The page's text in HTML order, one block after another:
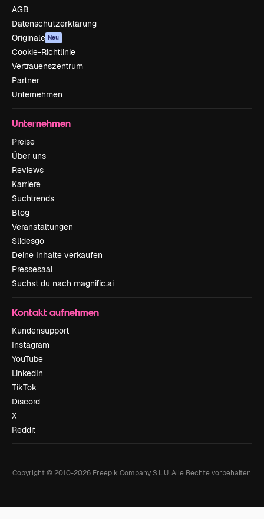
AGB
Datenschutzerklärung
Originale Neu
Cookie-Richtlinie
Vertrauenszentrum
Partner
Unternehmen
Unternehmen
Preise
Über uns
Reviews
Karriere
Suchtrends
Blog
Veranstaltungen
Slidesgo
Deine Inhalte verkaufen
Pressesaal
Suchst du nach magnific.ai
Kontakt aufnehmen
Kundensupport
Instagram
YouTube
LinkedIn
TikTok
Discord
X
Reddit
Copyright © 2010-2026Freepik Company S.L.U. Alle Rechte vorbehalten.